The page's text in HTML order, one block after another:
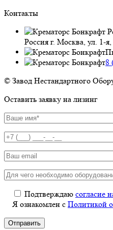
Контакты
Россия г. Москва, ул. 1-
8
© Завод Нестандартного
Оставить заявку на лизинг
Подтверждаю согласие
Я ознакомлен с Политикой